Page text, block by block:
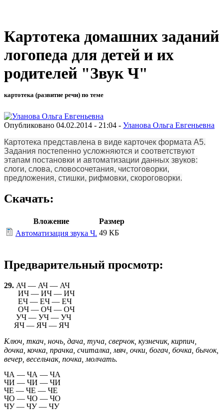
Картотека домашних заданий
логопеда для детей и их
родителей "Звук Ч"
картотека (развитие речи) по теме
Опубликовано 04.02.2014 - 21:04 - Уланова Ольга Евгеньевна
Картотека представлена в виде карточек формата А5.
Задания постепенно усложняются и соответствуют
этапам постановки и автоматизации данных звуков:
слоги, слова, словосочетания, чистоговорки,
предложения, стишки, рифмовки, скороговорки.
Скачать:
Вложение
Размер
Автоматизация звука Ч. 49 КБ
Предварительный просмотр:
29. АЧ — АЧ — АЧ
ИЧ — ИЧ — ИЧ
ЕЧ — ЕЧ — ЕЧ
ОЧ — ОЧ — ОЧ
УЧ — УЧ — УЧ
ЯЧ — ЯЧ — ЯЧ
Ключ, ткач, ночь, дача, туча, сверчок, кузнечик, кирпич,
дочка, кочка, прачка, считалка, мяч, очки, богач, бочка, бычок,
вечер, весельчак, почка, молчать.
ЧА — ЧА — ЧА
ЧИ — ЧИ — ЧИ
ЧЕ — ЧЕ — ЧЕ
ЧО — ЧО — ЧО
ЧУ — ЧУ — ЧУ